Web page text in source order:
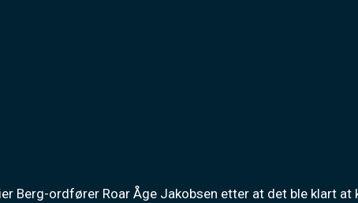
Berg-ordfører Roar Åge Jakobsen etter at det ble klart at